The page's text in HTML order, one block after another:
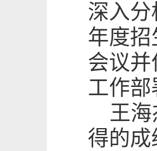
深入分
年度
会议
工作部
王
得的成